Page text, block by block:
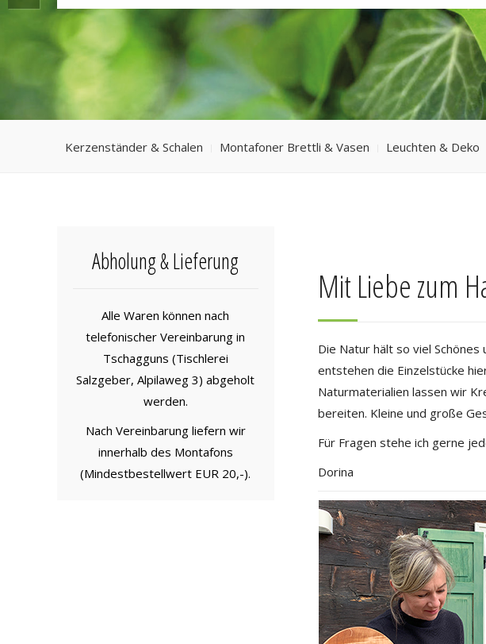
Kerzenständer & Schalen Montafoner Brettli & Vasen Leuchten & Deko
Mit Liebe zum
Die Natur hält so viel
entstehen die Einzelstücke
Naturmaterialien lassen wir
bereiten. Kleine und große
Für Fragen stehe ich gerne
Dorina
Abholung & Lieferung
Alle Waren können nach
telefonischer Vereinbarung in
Tschagguns (Tischlerei
Salzgeber, Alpilaweg 3) abgeholt
werden.
Nach Vereinbarung liefern wir
innerhalb des Montafons
(Mindestbestellwert EUR 20,-).